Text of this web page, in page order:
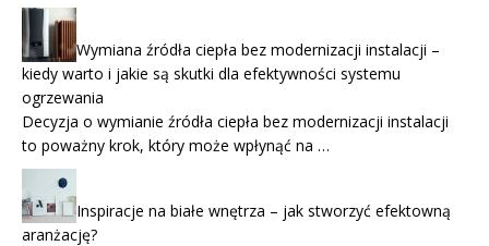
Wymiana źródła ciepła bez modernizacji instalacji –
kiedy warto i jakie są skutki dla efektywności systemu
ogrzewania
Decyzja o wymianie źródła ciepła bez modernizacji instalacji
to poważny krok, który może wpłynąć na …
Inspiracje na białe wnętrza – jak stworzyć efektowną
aranżację?